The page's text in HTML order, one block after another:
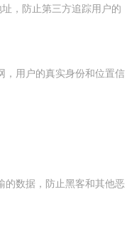
，防止第三方追踪用户的
，用户的真实身份和位置信
的数据，防止黑客和其他恶